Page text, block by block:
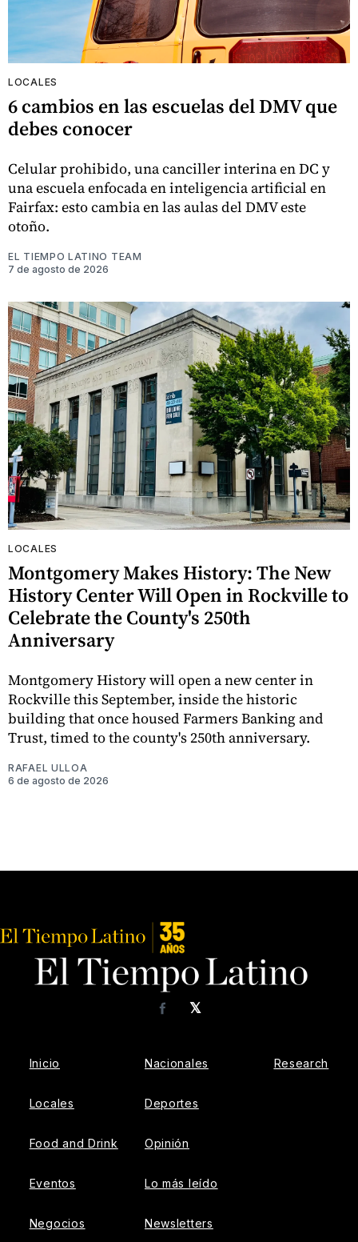
LOCALES
6 cambios en las escuelas del DMV que
debes conocer
Celular prohibido, una canciller interina en DC y
una escuela enfocada en inteligencia artificial en
Fairfax: esto cambia en las aulas del DMV este
otoño.
EL TIEMPO LATINO TEAM
7 de agosto de 2026
LOCALES
Montgomery Makes History: The New
History Center Will Open in Rockville to
Celebrate the County's 250th
Anniversary
Montgomery History will open a new center in
Rockville this September, inside the historic
building that once housed Farmers Banking and
Trust, timed to the county's 250th anniversary.
RAFAEL ULLOA
6 de agosto de 2026
𝕏
Facebook
Inicio
Locales
Food and Drink
Eventos
Negocios
Nacionales
Deportes
Opinión
Lo más leído
Newsletters
Research